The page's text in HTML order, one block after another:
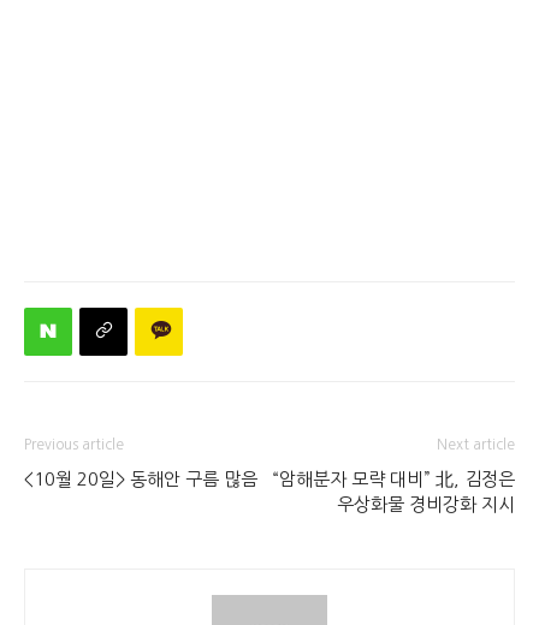
Previous article
<10월 20일> 동해안 구름 많음
Next article
“암해분자 모략 대비” 北, 김정은
우상화물 경비강화 지시